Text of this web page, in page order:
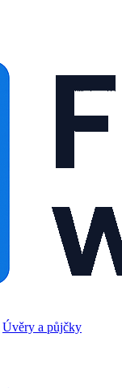
Úvěry a půjčky